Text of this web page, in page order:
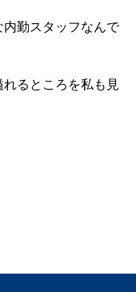
勤スタッフなんで
るところを私も見